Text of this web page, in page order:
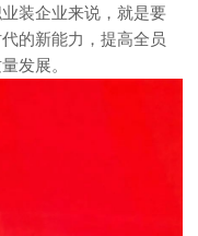
装企业来说，就是要
的新能力，提高全员
发展。